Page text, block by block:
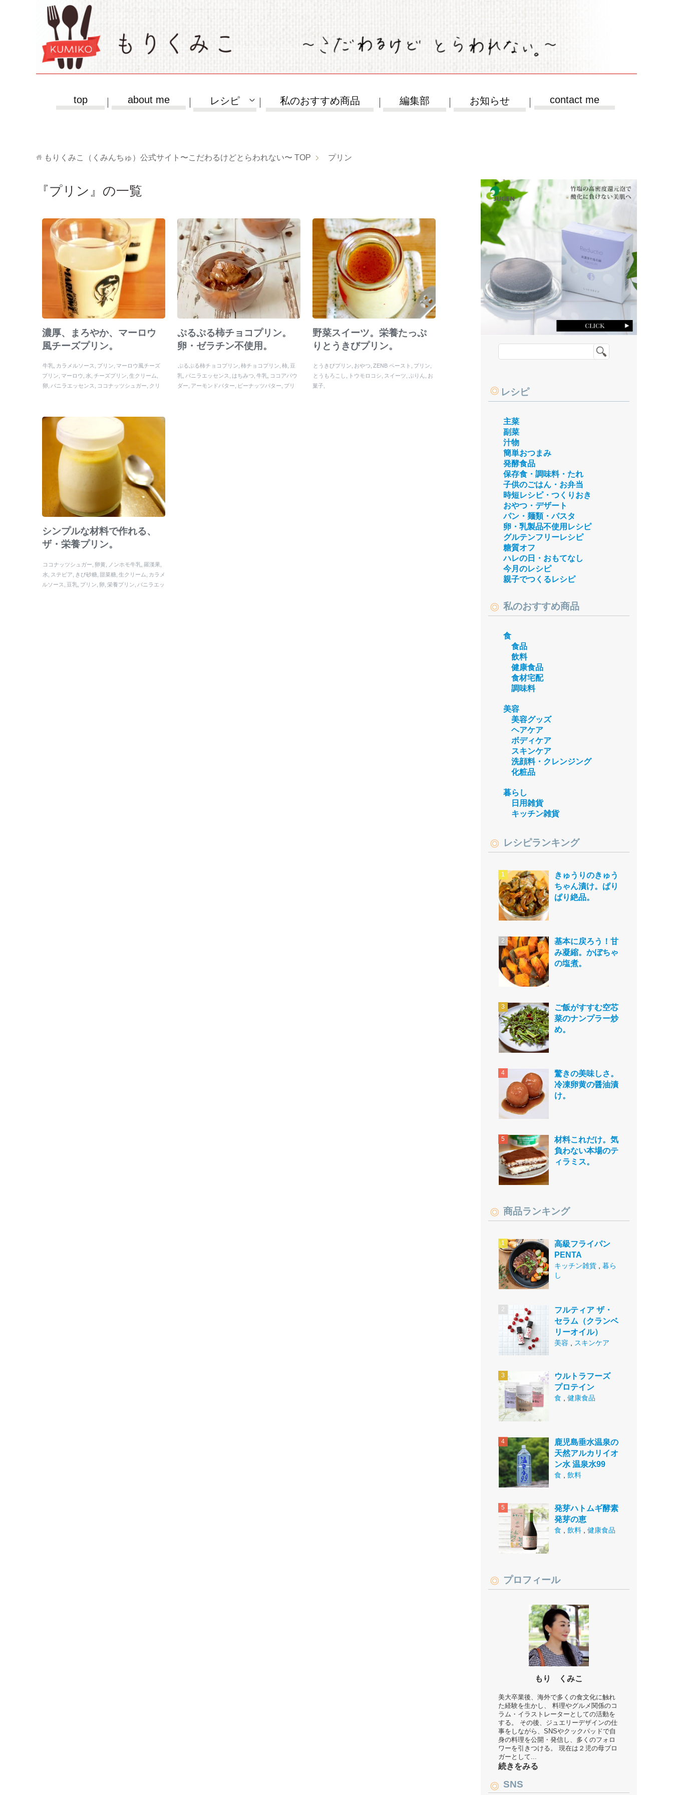
top about me レシピ 私のおすすめ商品 編集部 お知らせ contact me
もりくみこ（くみんちゅ）公式サイト〜こだわるけどとらわれない〜 TOP プリン
『プリン』の一覧
濃厚、まろやか、マーロウ
風チーズプリン。
牛乳 カラメルソース プリン マーロウ風チーズ
プリン マーロウ 水 チーズプリン 生クリーム
卵
バニラエッセンス ココナッツシュガー クリ
ぷるぷる柿チョコプリン。
卵・ゼラチン不使用。
ぷるぷる柿チョコプリン 柿チョコプリン 柿 豆
乳
バニラエッセンス はちみつ 牛乳
ココアパウ
ダー アーモンドバター ピーナッツバター プリ
野菜スイーツ。栄養たっぷ
りとうきびプリン。
とうきびプリン おやつ ZENB ペースト
プリン
とうもろこし
トウモロコシ スイーツ ぷりん
お
菓子
シンプルな材料で作れる、
ザ・栄養プリン。
ココナッツシュガー 卵黄 ノンホモ牛乳
羅漢果
水
ステビア きび砂糖 甜菜糖 生クリーム カラメ
ルソース
豆乳 プリン 卵 栄養プリン バニラエッ
レシピ
主菜
副菜
汁物
簡単おつまみ
発酵食品
保存食・調味料・たれ
子供のごはん・お弁当
時短レシピ・つくりおき
おやつ・デザート
パン・麺類・パスタ
卵・乳製品不使用レシピ
グルテンフリーレシピ
糖質オフ
ハレの日・おもてなし
今月のレシピ
親子でつくるレシピ
私のおすすめ商品
食
食品
飲料
健康食品
食材宅配
調味料
美容
美容グッズ
ヘアケア
ボディケア
スキンケア
洗顔料・クレンジング
化粧品
暮らし
日用雑貨
キッチン雑貨
レシピランキング
きゅうりのきゅう
ちゃん漬け。ぱり
ぱり絶品。
基本に戻ろう！甘
み凝縮。かぼちゃ
の塩煮。
ご飯がすすむ空芯
菜のナンプラー炒
め。
驚きの美味しさ。
冷凍卵黄の醤油漬
け。
材料これだけ。気
負わない本場のテ
ィラミス。
商品ランキング
高級フライパン
PENTA
キッチン雑貨
暮ら
し
フルティア ザ・
セラム（クランベ
リーオイル）
美容 スキンケア
ウルトラフーズ
プロテイン
食 健康食品
鹿児島垂水温泉の
天然アルカリイオ
ン水 温泉水99
食 飲料
発芽ハトムギ酵素
発芽の恵
食 飲料 健康食品
プロフィール
もり くみこ
美大卒業後、海外で多くの食文化に触れ
た経験を生かし、 料理やグルメ関係のコ
ラム・イラストレーターとしての活動を
する。 その後、ジュエリーデザインの仕
事をしながら、SNSやクックパッドで自
身の料理を公開・発信し、多くのフォロ
ワーを引きつける。 現在は２児の母ブロ
ガーとして...
続きをみる
SNS